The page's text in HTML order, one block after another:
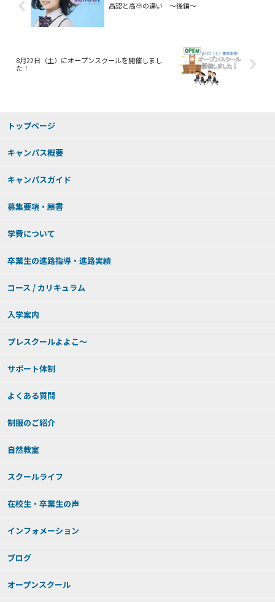
高認と高卒の違い ～後編～
8月22日（土）にオープンスクールを開催しまし
た！
トップページ
キャンパス概要
キャンパスガイド
募集要項・願書
学費について
卒業生の進路指導・進路実績
コース / カリキュラム
入学案内
プレスクールよよこ～
サポート体制
よくある質問
制服のご紹介
自然教室
スクールライフ
在校生・卒業生の声
インフォメーション
ブログ
オープンスクール